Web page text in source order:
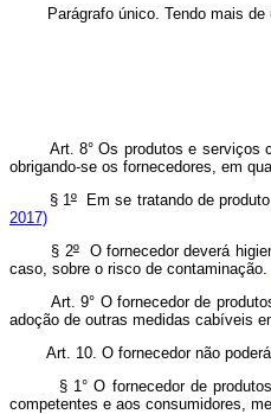
Parágrafo único. Tendo mais de
Art. 8° Os produtos e serviços
obrigando-se os fornecedores, em
§ 1º Em se tratando de
2017)
§ 2ºO fornecedor deverá
caso, sobre o risco de
Art. 9° O fornecedor de produtos
adoção de outras medidas cabíveis
Art. 10. O fornecedor não poderá
§ 1° O fornecedor de produtos e
competentes e aos consumidores,